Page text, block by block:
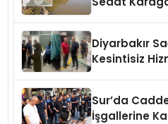
Diyarbakır
Kesintisiz
Sur’da
İşgallerine